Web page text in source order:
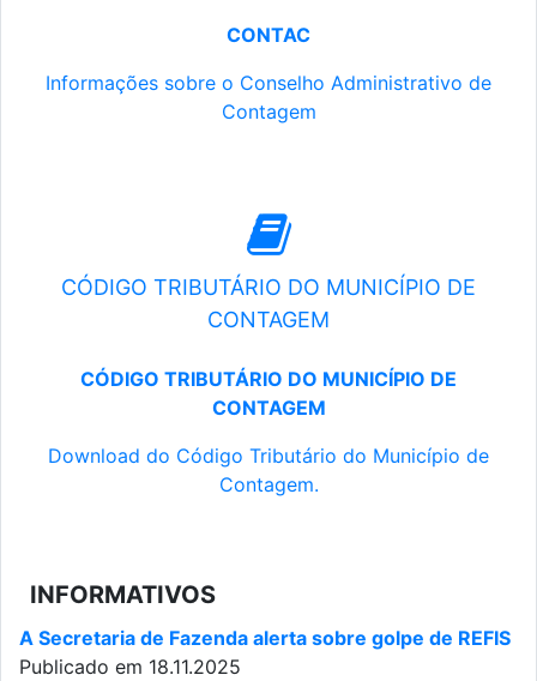
CONTAC
Informações sobre o Conselho Administrativo de
Contagem
CÓDIGO TRIBUTÁRIO DO MUNICÍPIO DE
CONTAGEM
CÓDIGO TRIBUTÁRIO DO MUNICÍPIO DE
CONTAGEM
Download do Código Tributário do Município de
Contagem.
INFORMATIVOS
A Secretaria de Fazenda alerta sobre golpe de REFIS
Publicado em 18.11.2025